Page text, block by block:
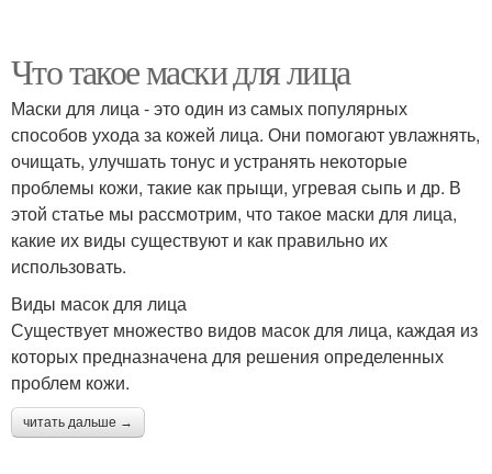
Что такое маски для лица
Маски для лица - это один из самых популярных
способов ухода за кожей лица. Они помогают увлажнять,
очищать, улучшать тонус и устранять некоторые
проблемы кожи, такие как прыщи, угревая сыпь и др. В
этой статье мы рассмотрим, что такое маски для лица,
какие их виды существуют и как правильно их
использовать.
Виды масок для лица
Существует множество видов масок для лица, каждая из
которых предназначена для решения определенных
проблем кожи.
читать дальше →